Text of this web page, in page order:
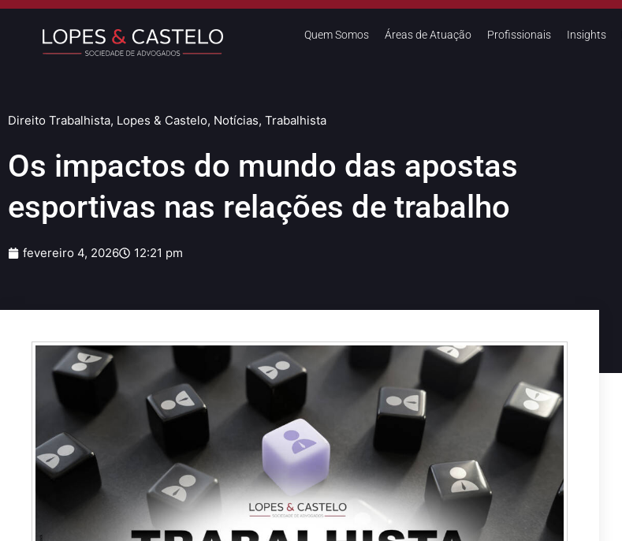
Quem Somos Áreas de Atuação Profissionais Insights
Direito Trabalhista, Lopes & Castelo, Notícias, Trabalhista
Os impactos do mundo das apostas
esportivas nas relações de trabalho
fevereiro 4, 2026 12:21 pm